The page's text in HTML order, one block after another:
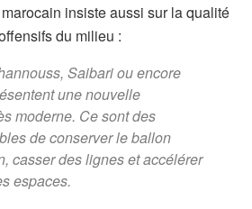
insiste aussi sur la qualité
du milieu :
Saibari ou encore
une nouvelle
moderne. Ce sont des
de conserver le ballon
casser des lignes et accélérer
espaces.